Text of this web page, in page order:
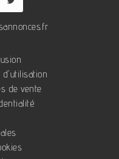
d'utilisation
de vente